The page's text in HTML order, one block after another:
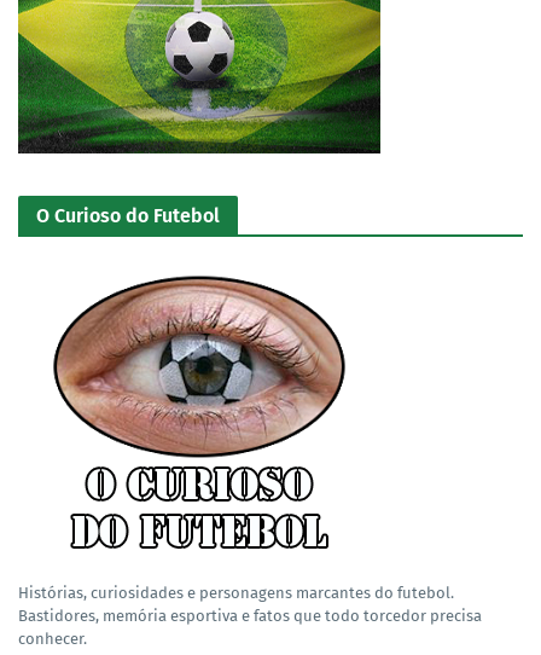
O Curioso do Futebol
Histórias, curiosidades e personagens marcantes do futebol.
Bastidores, memória esportiva e fatos que todo torcedor precisa
conhecer.